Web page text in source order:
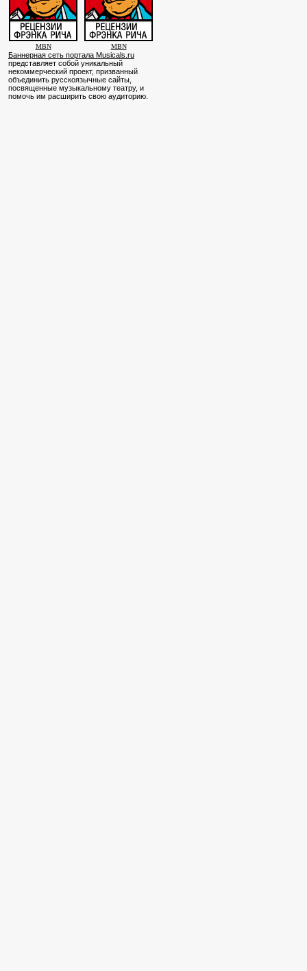
MBN MBN
Баннерная сеть портала Musicals.ru
представляет собой уникальный
некоммерческий проект, призванный
объединить русскоязычные сайты,
посвященные музыкальному театру, и
помочь им расширить свою аудиторию.